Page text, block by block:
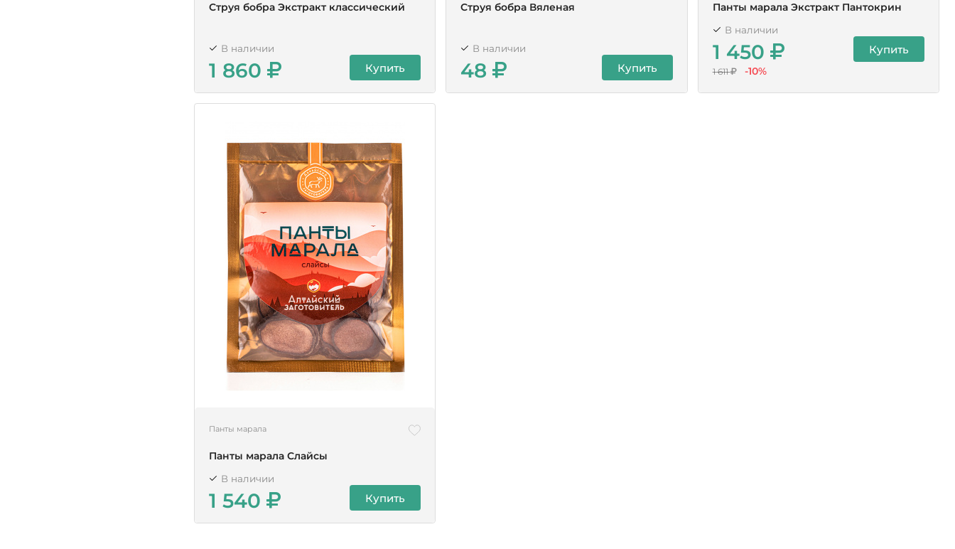
Струя бобра Экстракт классический
В наличии
1 860 Купить
Струя бобра Вяленая
В наличии
48 Купить
Панты марала Экстракт Пантокрин
В наличии
1 450
1 611 -10%
Купить
Панты марала
Панты марала Слайсы
В наличии
1 540 Купить